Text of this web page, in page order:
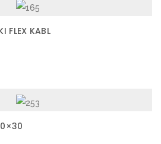
FLEX KABL